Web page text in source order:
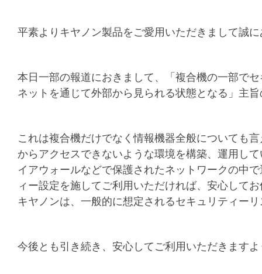
平素よりキヤノン製品をご愛用いただきまして誠
本日一部の報道におきまして、「複合機の一部で
ネットを通じて外部から見られる状態となる」主
これは複合機だけでなく情報機器全般についても
からアクセスできないような環境を構築、運用し
イアウォールなどで保護されたネットワークの中
ィー設定を施してご利用いただければ、安心して
キヤノンは、一般的に想定されるセキュリティー
今後とも引き続き、安心してご利用いただきます